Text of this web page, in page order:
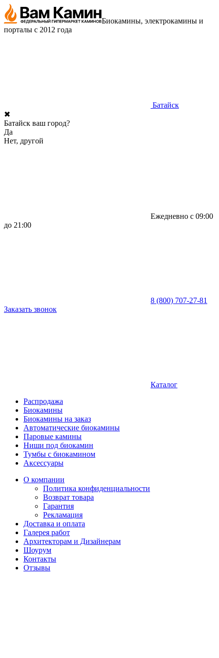
Биокамины, электрокамины и
порталы с 2012 года
Батайск
✖
Батайск ваш город?
Да
Нет, другой
Ежедневно с 09:00
до 21:00
8 (800) 707-27-81
Заказать звонок
Каталог
Распродажа
Биокамины
Биокамины на заказ
Автоматические биокамины
Паровые камины
Ниши под биокамин
Тумбы с биокамином
Аксессуары
О компании
Политика конфиденциальности
Возврат товара
Гарантия
Рекламация
Доставка и оплата
Галерея работ
Архитекторам и Дизайнерам
Шоурум
Контакты
Отзывы